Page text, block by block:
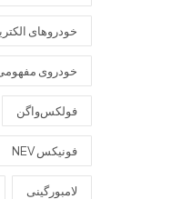
خودروهای
خودروی
فولکس‌واگن
فونیکس NEV
لامبورگینی